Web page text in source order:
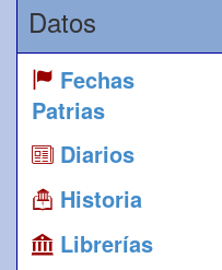
Datos
Fechas
Patrias
Diarios
Historia
Librerías